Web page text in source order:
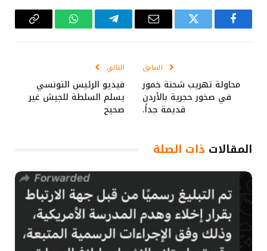
فيسبوك تويتر
البريد
تيلقرام واتساب Copy
السابق
محاولة تهريب شحنة خمور
في صخور حجرية بالأردن
قديمة جداً.
التالي
فيديو الرئيس التونسي
يسلم السلطة للجيش غير
صحيح
المقالات ذات الصلة